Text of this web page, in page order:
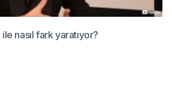
nasıl fark yaratıyor?